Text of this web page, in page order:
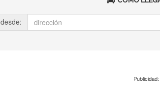
desde:
Publicidad: